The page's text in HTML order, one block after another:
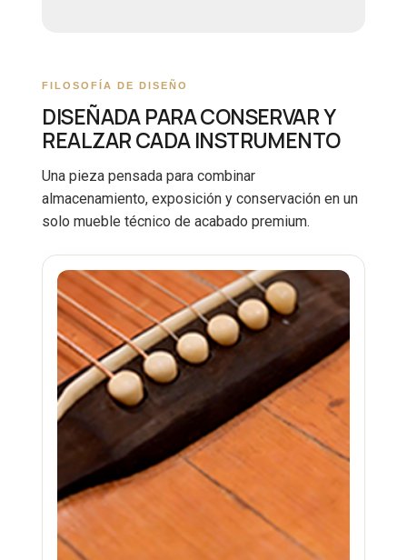
FILOSOFÍA DE DISEÑO
DISEÑADA PARA CONSERVAR Y
REALZAR CADA INSTRUMENTO
Una pieza pensada para combinar
almacenamiento, exposición y conservación en un
solo mueble técnico de acabado premium.